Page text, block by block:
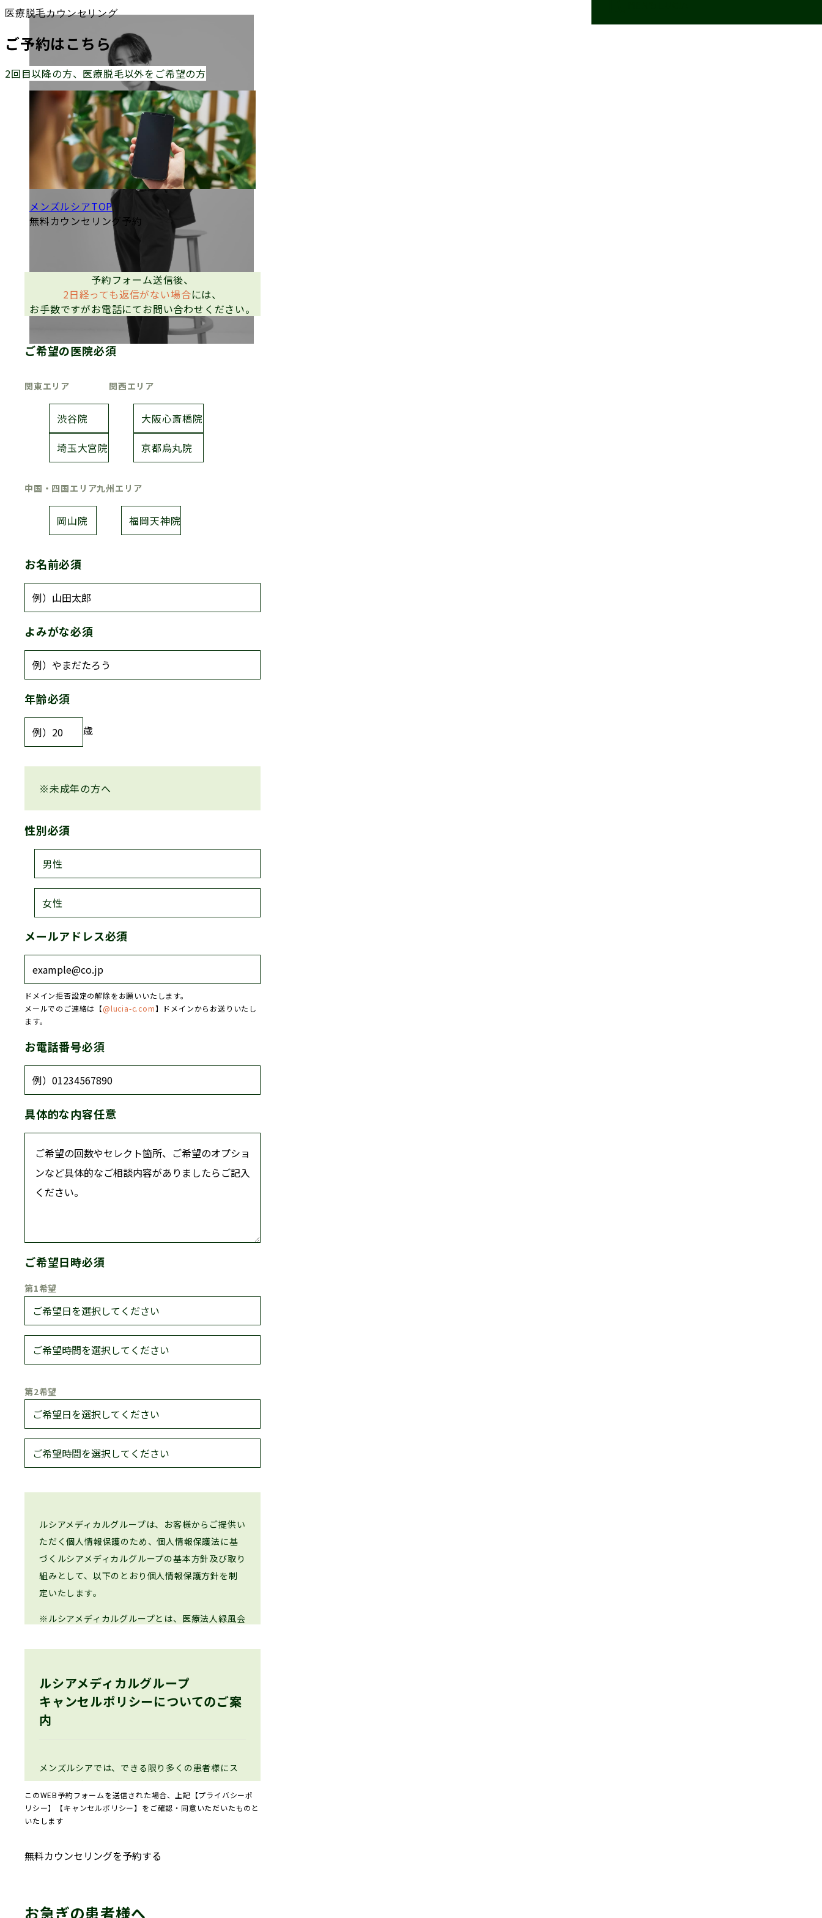
熱破壊式医療脱毛なら
メンズルシア
Thermal Destruction Type
医療脱毛カウンセリング
ご予約はこちら
2回目以降の方、医療脱毛以外をご希望の方
メンズルシアTOP
無料カウンセリング予約
予約フォーム送信後、
2日経っても返信がない場合には、
お手数ですがお電話にてお問い合わせください。
ご希望の医院必須
関東エリア
渋谷院
埼玉大宮院
関西エリア
大阪心斎橋院
京都烏丸院
中国・四国エリア
岡山院
九州エリア
福岡天神院
お名前必須
よみがな必須
年齢必須
歳
※未成年の方へ
性別必須
男性
女性
メールアドレス必須
ドメイン拒否設定の解除をお願いいたします。
メールでのご連絡は【@lucia-c.com】ドメインからお送りいたし
ます。
お電話番号必須
具体的な内容任意
ご希望日時必須
第1希望
第2希望
ルシアメディカルグループは、お客様からご提供い
ただく個人情報保護のため、個人情報保護法に基
づくルシアメディカルグループの基本方針及び取り
組みとして、以下のとおり個人情報保護方針を制
定いたします。
※ルシアメディカルグループとは、医療法人緑風会
医療機関を指します。
01個人情報の利用目的
ます。
療サービスの提供・運営のため
未成年者の法定代理人（親権者または
信サービス及び当社ウェブサイト上の
ルシアメディカルグループ
キャンセルポリシーについてのご案
内
メンズルシアでは、できる限り多くの患者様にス
ムーズにご予約・ご来院いただけるよう、キャン
セルポリシーを設けております。
ご予約の直前変更やキャンセル、無断キャンセ
約機会にも影響が生じてしまうため、ご理解とご
ご予約のキャンセル・変更をご希望の場合は、所
このWEB予約フォームを送信された場合、上記【プライバシーポ
リシー】【キャンセルポリシー】をご確認・同意いただいたものと
いたします
お急ぎの患者様へ